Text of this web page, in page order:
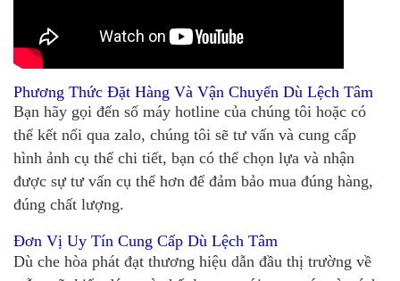
Phương Thức Đặt Hàng Và Vận Chuyển Dù Lệch Tâm
Bạn hãy gọi đến số máy hotline của chúng tôi hoặc có
thể kết nối qua zalo, chúng tôi sẽ tư vấn và cung cấp
hình ảnh cụ thể chi tiết, bạn có thể chọn lựa và nhận
được sự tư vấn cụ thể hơn để đảm bảo mua đúng hàng,
đúng chất lượng.
Đơn Vị Uy Tín Cung Cấp Dù Lệch Tâm
Dù che hòa phát đạt thương hiệu dẫn đầu thị trường về